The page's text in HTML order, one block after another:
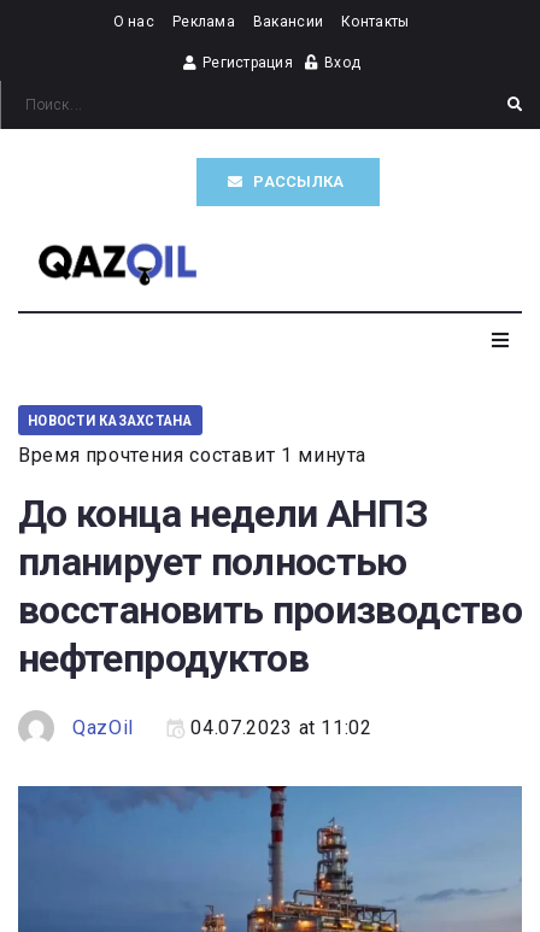
О нас Реклама Вакансии Контакты
Регистрация Вход
РАССЫЛКА
Казахстан
Спецпроекты
НОВОСТИ КАЗАХСТАНА
Время прочтения составит 1 минута
До конца недели АНПЗ
планирует полностью
восстановить производство
нефтепродуктов
QazOil 04.07.2023 at 11:02